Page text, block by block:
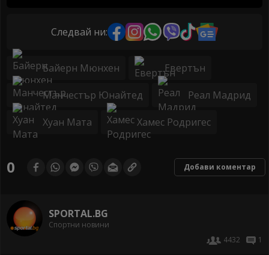
Следвай ни:
Байерн Мюнхен Евертън
Манчестър Юнайтед Реал Мадрид
Хуан Мата Хамес Родригес
0 Добави коментар
SPORTAL.BG
Спортни новини
4432
1